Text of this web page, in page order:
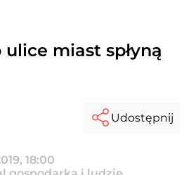
ulice miast spłyną
18:00
Udostępnij